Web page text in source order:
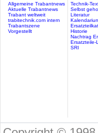
Allgemeine Trabantnews
Aktuelle Trabantnews
Trabant weltweit
trabitechnik.com intern
Trabantszene
Vorgestellt
Technik-
Selbst
Literatur
Historie
Nachtrag
Ersatzteile-
SRI